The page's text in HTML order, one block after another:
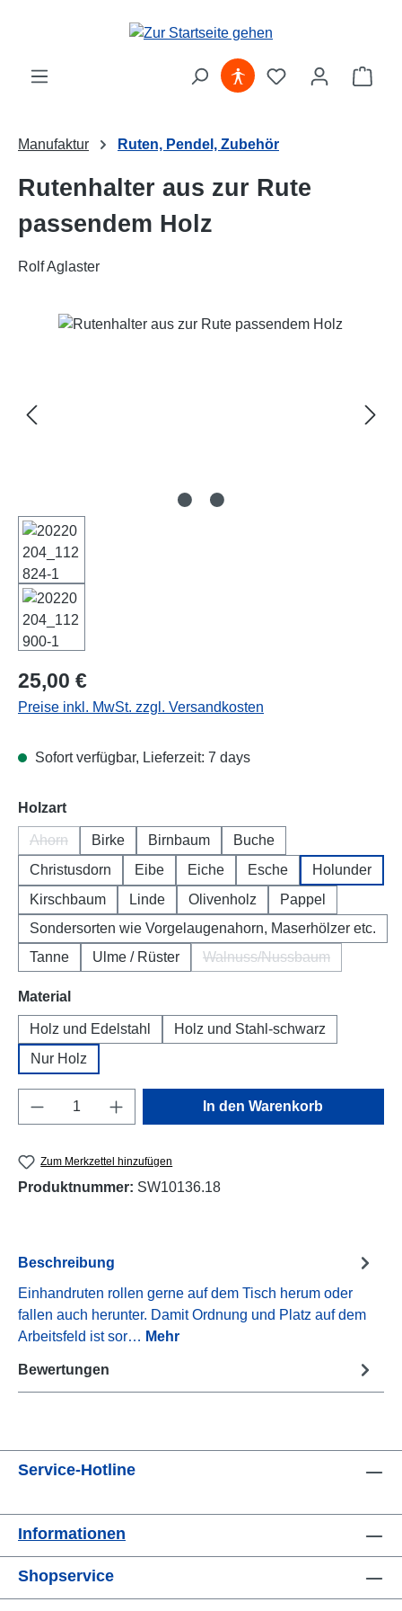
Zum Hauptinhalt springen
Manufaktur Ruten, Pendel, Zubehör
Rutenhalter aus zur Rute
passendem Holz
Rolf Aglaster
Regulärer Preis:
25,00 €
Preise inkl. MwSt. zzgl. Versandkosten
Sofort verfügbar, Lieferzeit: 7 days
Holzartauswählen
Ahorn
(Diese Option ist zurzeit nicht verfügbar.)
Birke Birnbaum
Buche
Christusdorn
Eibe Eiche Esche
Holunder
Kirschbaum
Linde Olivenholz
Pappel
Sondersorten wie Vorgelaugenahorn, Maserhölzer etc.
Tanne
Ulme / Rüster Walnuss/Nussbaum
(Diese Option ist
Materialauswählen
Holz und Edelstahl
Holz und Stahl-schwarz
Nur Holz
Produkt Anzahl: Gib den gewünschten
In den Warenkorb
Zum Merkzettel hinzufügen
Produktnummer: SW10136.18
Beschreibung
Einhandruten rollen gerne auf dem Tisch herum oder
fallen auch herunter. Damit Ordnung und Platz auf dem
Arbeitsfeld ist sor… Mehr
Bewertungen
Service-Hotline
Informationen
Shopservice